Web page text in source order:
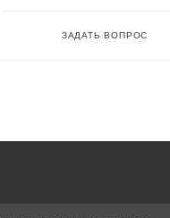
ЗАДАТЬ ВОПРОС